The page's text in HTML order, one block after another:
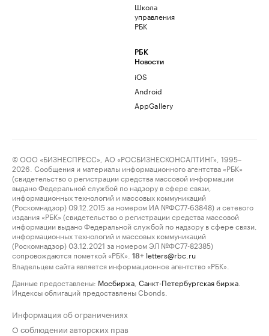
Школа
управления
РБК
РБК
Новости
iOS
Android
AppGallery
© ООО «БИЗНЕСПРЕСС», АО «РОСБИЗНЕСКОНСАЛТИНГ», 1995–
2026. Сообщения и материалы информационного агентства «РБК»
(свидетельство о регистрации средства массовой информации
выдано Федеральной службой по надзору в сфере связи,
информационных технологий и массовых коммуникаций
(Роскомнадзор) 09.12.2015 за номером ИА №ФС77-63848) и сетевого
издания «РБК» (свидетельство о регистрации средства массовой
информации выдано Федеральной службой по надзору в сфере связи,
информационных технологий и массовых коммуникаций
(Роскомнадзор) 03.12.2021 за номером ЭЛ №ФС77-82385)
сопровождаются пометкой «РБК».
18+ letters@rbc.ru
Владельцем сайта является информационное агентство «РБК».
Данные предоставлены: Мосбиржа Санкт-Петербургская биржа
Индексы облигаций предоставлены Cbonds.
Информация об ограничениях
О соблюдении авторских прав